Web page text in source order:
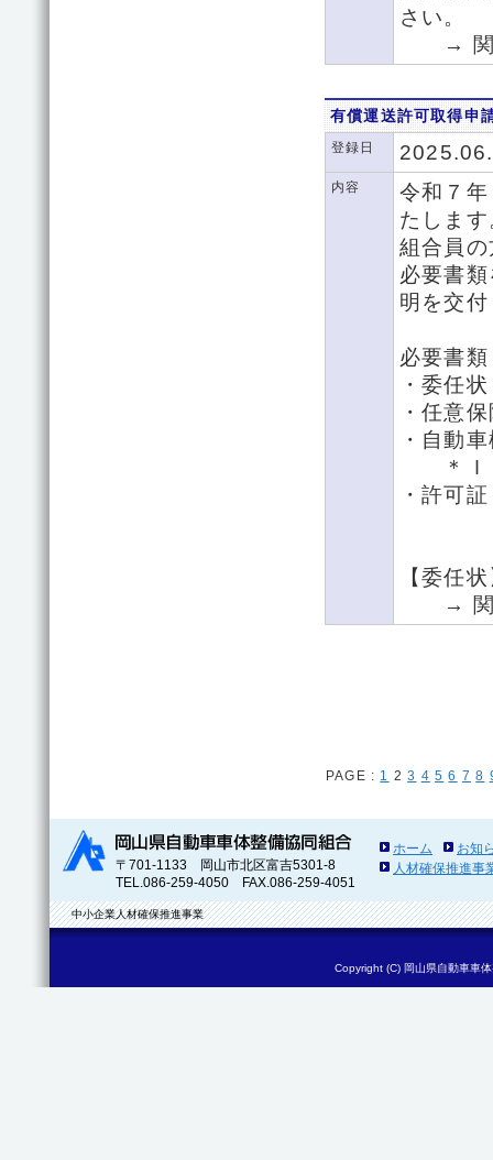
さい。
→ 関
有償運送許可取得申
登録日
内容
令和７
たします
組合員
必要書
明を交
必要書類
・委任状
・任意
・自動
＊ＩＣ
・許可
【委任
→ 関
PAGE : 1 2 3 4 5 6 7 8
〒701-1133 岡山市北区富吉5301-8
TEL.086-259-4050 FAX.086-259-4051
ホーム
お知
人材確保推進事
中小企業人材確保推進事業
Copyright (C) 岡山県自動車車